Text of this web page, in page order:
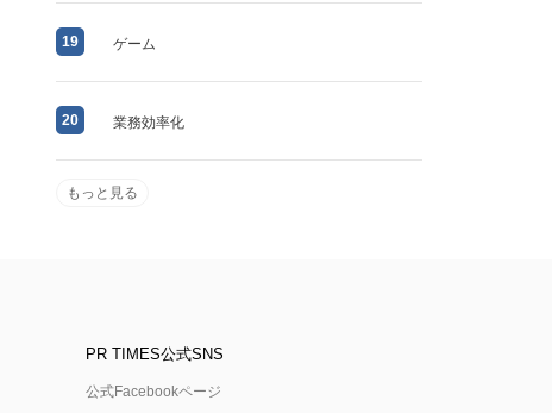
19 ゲーム
20 業務効率化
もっと見る
PR TIMES公式SNS
公式Facebookページ